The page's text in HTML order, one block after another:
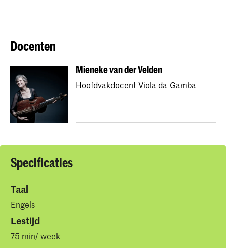
Docenten
Mieneke van der Velden
Hoofdvakdocent Viola da Gamba
Specificaties
Taal
Engels
Lestijd
75 min/ week